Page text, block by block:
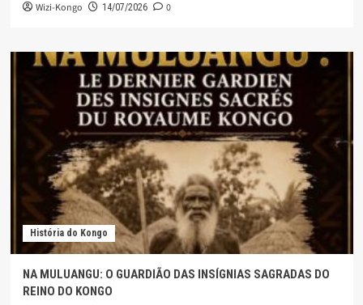
Wizi-Kongo 14/07/2026 0
História do Kongo
NA MULUANGU: O GUARDIÃO DAS INSÍGNIAS SAGRADAS DO
REINO DO KONGO